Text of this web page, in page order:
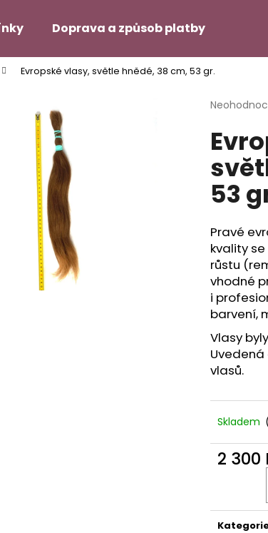
Doprava a způsob platby
Evropské vlasy, světle hnědé, 38 cm, 53 gr.
Průměrné
produktu
je
z
5
hvězdiček.
53
Pravé
kvality
růstu
vhodné
i
barvení,
Vlasy
Uvedená
vlasů.
Skladem
2 300
najít?
DUO TAC – MÍRNÉ
PÁSKY NA PARUKY A